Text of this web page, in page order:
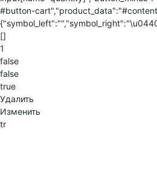
#button-
[]
1
false
false
true
Удалить
Изменить
tr